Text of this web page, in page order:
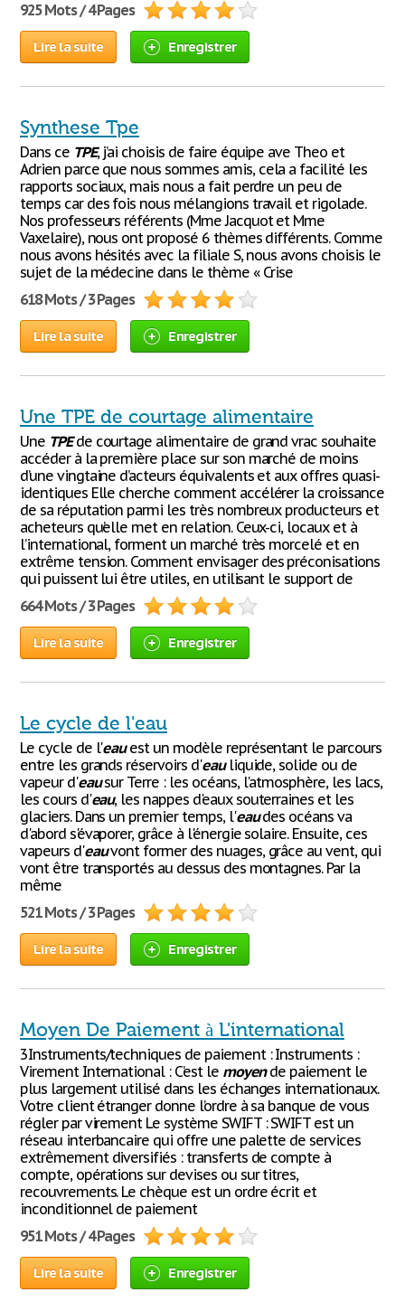
925 Mots / 4 Pages
Lire la suite Enregistrer
Synthese Tpe
Dans ce TPE, j’ai choisis de faire équipe ave Theo et
Adrien parce que nous sommes amis, cela a facilité les
rapports sociaux, mais nous a fait perdre un peu de
temps car des fois nous mélangions travail et rigolade.
Nos professeurs référents (Mme Jacquot et Mme
Vaxelaire), nous ont proposé 6 thèmes différents. Comme
nous avons hésités avec la filiale S, nous avons choisis le
sujet de la médecine dans le thème « Crise
618 Mots / 3 Pages
Lire la suite Enregistrer
Une TPE de courtage alimentaire
Une TPEde courtage alimentaire de grand vrac souhaite
accéder à la première place sur son marché de moins
d’une vingtaine d’acteurs équivalents et aux offres quasi-
identiques Elle cherche comment accélérer la croissance
de sa réputation parmi les très nombreux producteurs et
acheteurs qu’elle met en relation. Ceux-ci, locaux et à
l’international, forment un marché très morcelé et en
extrême tension. Comment envisager des préconisations
qui puissent lui être utiles, en utilisant le support de
664 Mots / 3 Pages
Lire la suite Enregistrer
Le cycle de l'eau
Le cycle de l'eauest un modèle représentant le parcours
entre les grands réservoirs d'eauliquide, solide ou de
vapeur d'eausur Terre : les océans, l'atmosphère, les lacs,
les cours d'eau, les nappes d'eaux souterraines et les
glaciers. Dans un premier temps, l'eaudes océans va
d'abord s'évaporer, grâce à l'énergie solaire. Ensuite, ces
vapeurs d'eauvont former des nuages, grâce au vent, qui
vont être transportés au dessus des montagnes. Par la
même
521 Mots / 3 Pages
Lire la suite Enregistrer
Moyen De Paiement à L'international
3Instruments/techniques de paiement : Instruments :
Virement International : C’est le moyende paiement le
plus largement utilisé dans les échanges internationaux.
Votre client étranger donne l’ordre à sa banque de vous
régler par virement Le système SWIFT : SWIFT est un
réseau interbancaire qui offre une palette de services
extrêmement diversifiés : transferts de compte à
compte, opérations sur devises ou sur titres,
recouvrements. Le chèque est un ordre écrit et
inconditionnel de paiement
951 Mots / 4 Pages
Lire la suite Enregistrer